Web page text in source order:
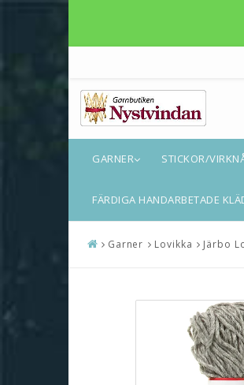
GARNER STICKOR/
FÄRDIGA HANDARBETADE
Garner Lovikka Järbo